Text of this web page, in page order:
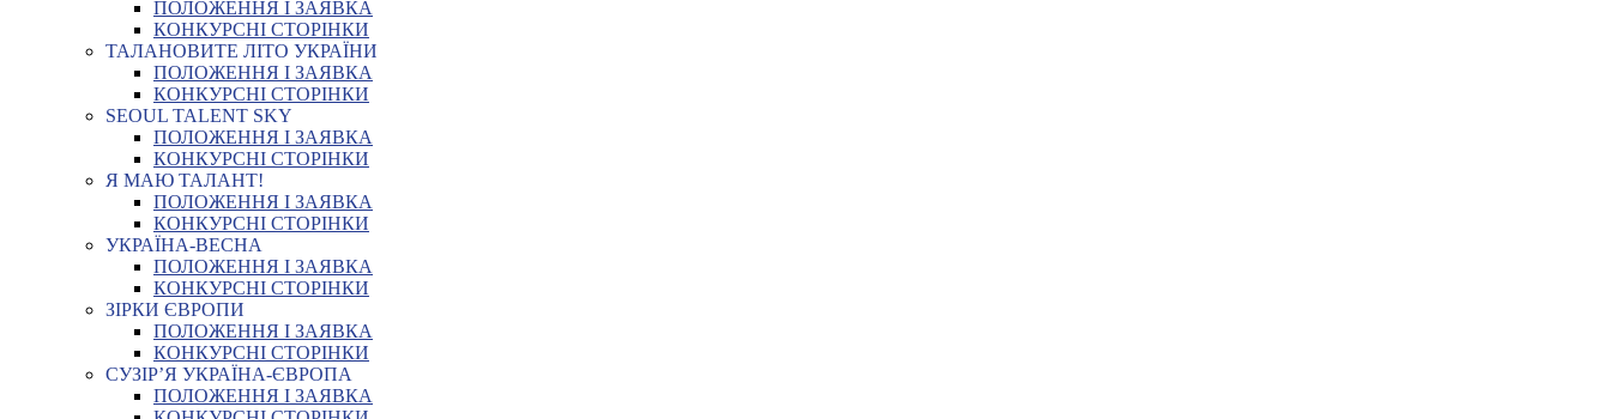
ПОЛОЖЕННЯ І ЗАЯВКА
КОНКУРСНІ СТОРІНКИ
ТАЛАНОВИТЕ ЛІТО УКРАЇНИ
ПОЛОЖЕННЯ І ЗАЯВКА
КОНКУРСНІ СТОРІНКИ
SEOUL TALENT SKY
ПОЛОЖЕННЯ І ЗАЯВКА
КОНКУРСНІ СТОРІНКИ
Я МАЮ ТАЛАНТ!
ПОЛОЖЕННЯ І ЗАЯВКА
КОНКУРСНІ СТОРІНКИ
УКРАЇНА-ВЕСНА
ПОЛОЖЕННЯ І ЗАЯВКА
КОНКУРСНІ СТОРІНКИ
ЗІРКИ ЄВРОПИ
ПОЛОЖЕННЯ І ЗАЯВКА
КОНКУРСНІ СТОРІНКИ
СУЗІР’Я УКРАЇНА-ЄВРОПА
ПОЛОЖЕННЯ І ЗАЯВКА